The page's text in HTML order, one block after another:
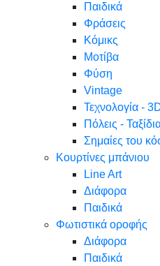
Παιδικά
Φράσεις
Κόμικς
Μοτίβα
Φύση
Vintage
Τεχνολογία -
Πόλεις -
Σημαίες του
Κουρτίνες μπάνιου
Line Art
Διάφορα
Παιδικά
Φωτιστικά οροφής
Διάφορα
Παιδικά